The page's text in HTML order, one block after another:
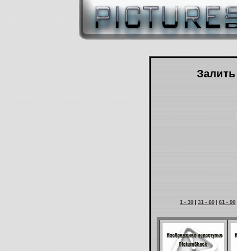
Залить
1 - 30 | 31 - 60 | 61 - 90